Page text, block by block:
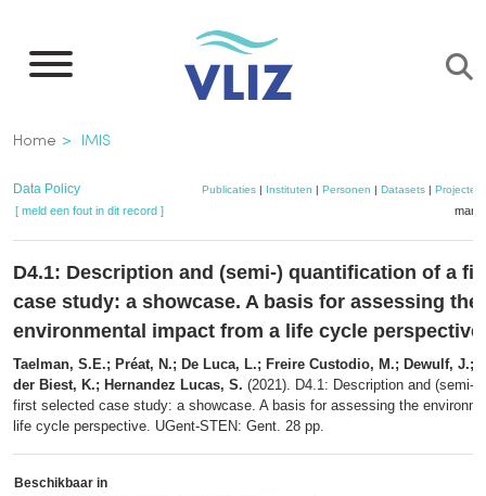
naar
inhoud
gaan
Kruimelpad
Home IMIS
Data Policy Publicaties| Instituten | Personen | Datasets| Projecten
[ meld een fout in dit record ]
D4.1: Description and (semi-) quantification of a
case study: a showcase. A basis for assessing the
environmental impact from a life cycle perspective
Taelman, S.E.; Préat, N.; De Luca, L.; Freire Custodio, M.; Dewulf, J.;
der Biest, K.; Hernandez Lucas, S. (2021). D4.1: Description and (semi-)
first selected case study: a showcase. A basis for assessing the
life cycle perspective. UGent-STEN: Gent. 28 pp.
Beschikbaar in